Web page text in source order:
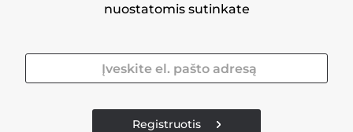
nuostatomis sutinkate
Registruotis